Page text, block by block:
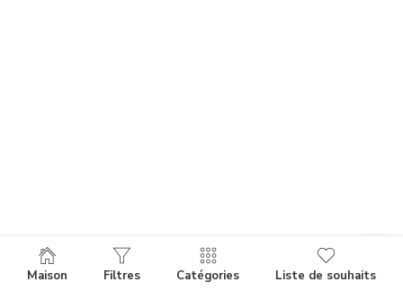
Maison Filtres Catégories Liste de souhaits